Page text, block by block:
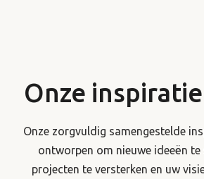
Onze
Onze zorgvuldig samengestelde
ontworpen om nieuwe ideeën
projecten te versterken en uw